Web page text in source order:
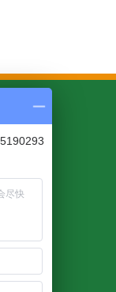
客户案例
木托盘案例